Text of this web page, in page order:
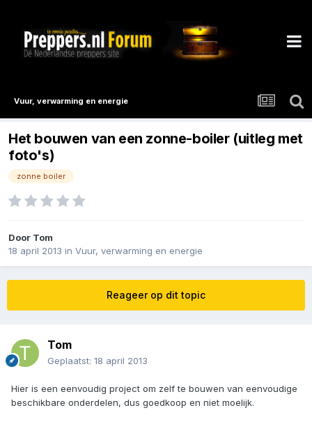
Vuur, verwarming en energie
Het bouwen van een zonne-boiler (uitleg met
foto's)
zonne boiler
Door Tom
18 april 2013 in Vuur, verwarming en energie
Reageer op dit topic
Tom
Geplaatst: 18 april 2013
Hier is een eenvoudig project om zelf te bouwen van eenvoudige
beschikbare onderdelen, dus goedkoop en niet moelijk.